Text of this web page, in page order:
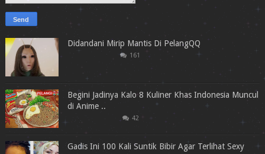
Didandani Mirip Mantis Di PelangQQ
161
Begini Jadinya Kalo 8 Kuliner Khas Indonesia Muncul
di Anime ..
42
Gadis Ini 100 Kali Suntik Bibir Agar Terlihat Sexy